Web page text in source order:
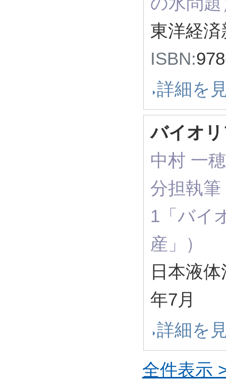
東洋経
ISBN:
詳細を
バイオ
中村 一
分担執
1「バイ
産」）
日本液
年7月
詳細を
全件表示